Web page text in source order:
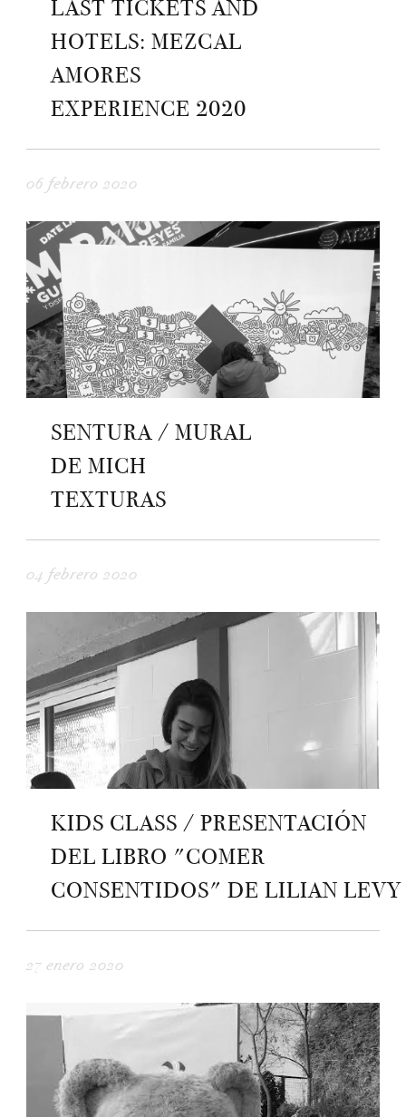
LAST TICKETS AND
HOTELS: MEZCAL
AMORES
EXPERIENCE 2020
06 febrero 2020
SENTURA / MURAL
DE MICH
TEXTURAS
04 febrero 2020
KIDS CLASS / PRESENTACIÓN
DEL LIBRO "COMER
CONSENTIDOS" DE LILIAN LEVY
27 enero 2020